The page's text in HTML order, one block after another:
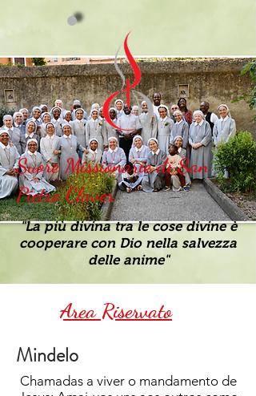
Suore Missionarie di San
Pietro Claver
"La più divina tra le cose divine è
cooperare con Dio nella salvezza
delle anime"
Area Riservato
Mindelo
Chamadas a viver o mandamento de